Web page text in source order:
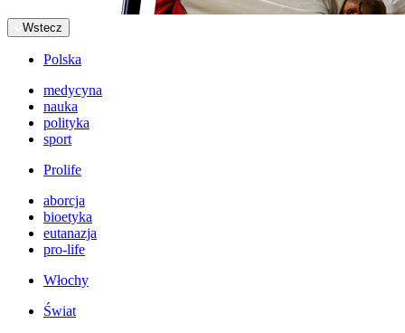
Wstecz
Polska
medycyna
nauka
polityka
sport
Prolife
aborcja
bioetyka
eutanazja
pro-life
Włochy
Świat